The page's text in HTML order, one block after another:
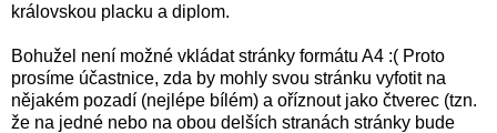
královskou placku a diplom.
Bohužel není možné vkládat stránky formátu A4 :( Proto
prosíme účastnice, zda by mohly svou stránku vyfotit na
nějakém pozadí (nejlépe bílém) a oříznout jako čtverec (tzn.
že na jedné nebo na obou delších stranách stránky bude